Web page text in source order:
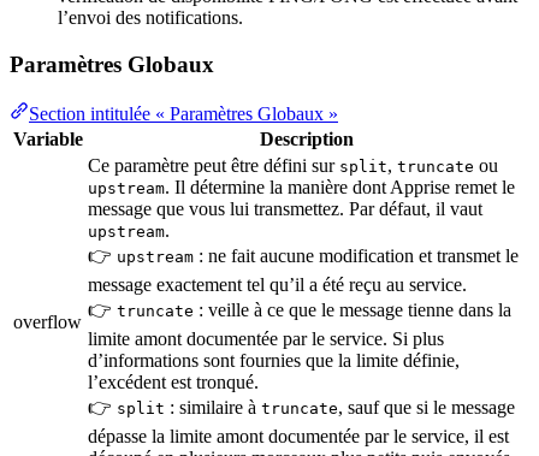
l’envoi des notifications.
Paramètres Globaux
Section intitulée « Paramètres Globaux »
Variable
Description
overflow
Ce paramètre peut être défini sur split, truncate ou
upstream. Il détermine la manière dont Apprise remet le
message que vous lui transmettez. Par défaut, il vaut
upstream.
👉 upstream : ne fait aucune modification et transmet le
message exactement tel qu’il a été reçu au service.
👉 truncate : veille à ce que le message tienne dans la
limite amont documentée par le service. Si plus
d’informations sont fournies que la limite définie,
l’excédent est tronqué.
👉 split : similaire à truncate, sauf que si le message
dépasse la limite amont documentée par le service, il est